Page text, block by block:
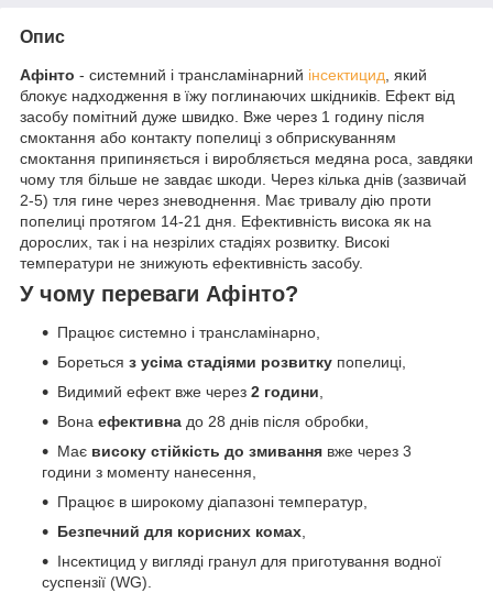
Опис
Афінто - системний і трансламінарний інсектицид , який
блокує надходження в їжу поглинаючих шкідників. Ефект від
засобу помітний дуже швидко. Вже через 1 годину після
смоктання або контакту попелиці з обприскуванням
смоктання припиняється і виробляється медяна роса, завдяки
чому тля більше не завдає шкоди. Через кілька днів (зазвичай
2-5) тля гине через зневоднення. Має тривалу дію проти
попелиці протягом 14-21 дня. Ефективність висока як на
дорослих, так і на незрілих стадіях розвитку. Високі
температури не знижують ефективність засобу.
У чому переваги Афінто?
Працює системно і трансламінарно,
Бореться з усіма стадіями розвитку попелиці,
Видимий ефект вже через 2 години,
Вона ефективна до 28 днів після обробки,
Має високу стійкість до змивання вже через 3
години з моменту нанесення,
Працює в широкому діапазоні температур,
Безпечний для корисних комах,
Інсектицид у вигляді гранул для приготування водної
суспензії (WG).